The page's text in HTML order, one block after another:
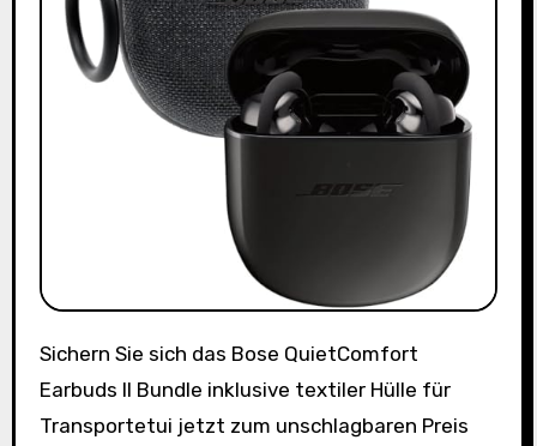
Sichern Sie sich das Bose QuietComfort
Earbuds II Bundle inklusive textiler Hülle für
Transportetui jetzt zum unschlagbaren Preis